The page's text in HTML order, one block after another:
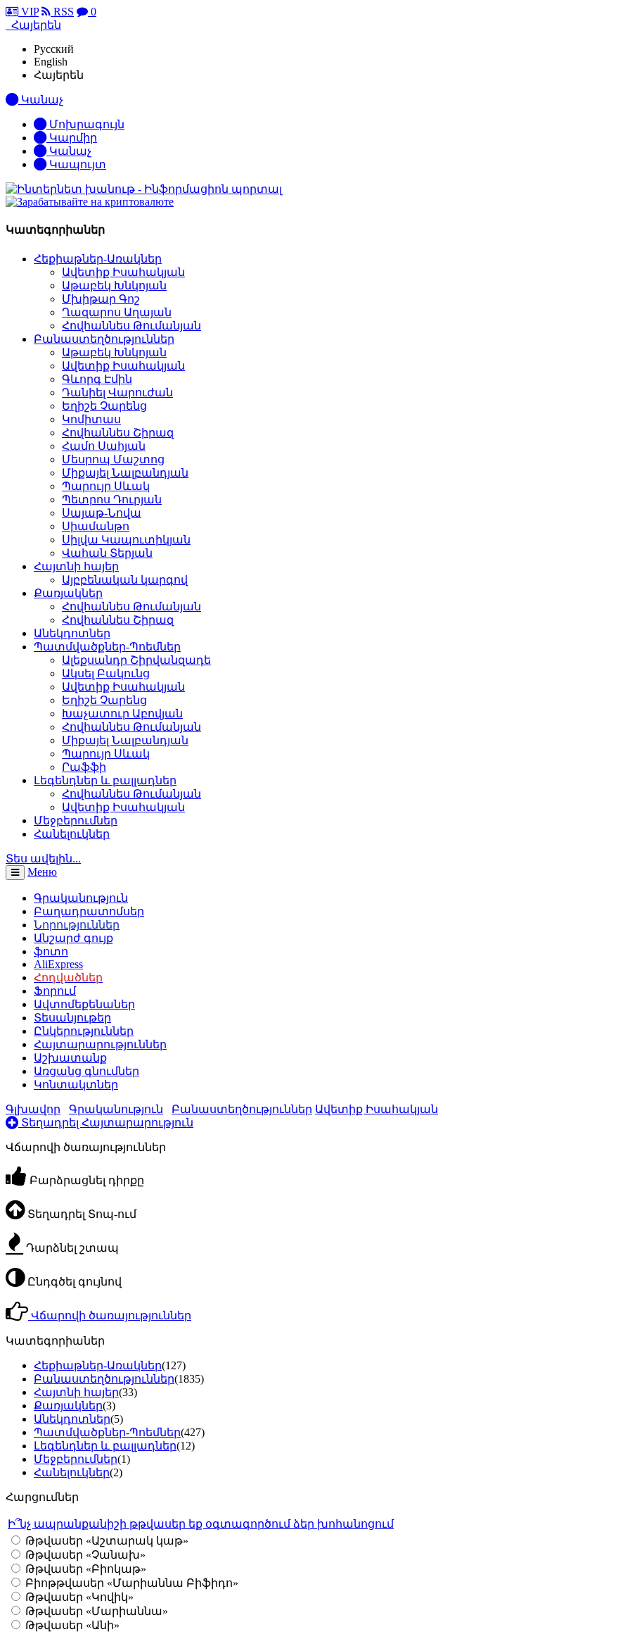
VIP RSS
0
Հայերեն
Русский
English
Հայերեն
Կանաչ
Մոխրագույն
Կարմիր
Կանաչ
Կապույտ
Կատեգորիաներ
Հեքիաթներ-Առակներ
Ավետիք Իսահակյան
Աթաբեկ Խնկոյան
Մխիթար Գոշ
Ղազարոս Աղայան
Հովհաննես Թումանյան
Բանաստեղծություններ
Աթաբեկ Խնկոյան
Ավետիք Իսահակյան
Գևորգ Էմին
Դանիել Վարուժան
Եղիշե Չարենց
Կոմիտաս
Հովհաննես Շիրազ
Համո Սահյան
Մեսրոպ Մաշտոց
Միքայել Նալբանդյան
Պարույր Սևակ
Պետրոս Դուրյան
Սայաթ-Նովա
Սիամանթո
Սիլվա Կապուտիկյան
Վահան Տերյան
Հայտնի հայեր
Այբբենական կարգով
Քառյակներ
Հովհաննես Թումանյան
Հովհաննես Շիրազ
Անեկդոտներ
Պատմվածքներ-Պոեմներ
Ալեքսանդր Շիրվանզադե
Ակսել Բակունց
Ավետիք Իսահակյան
Եղիշե Չարենց
Խաչատուր Աբովյան
Հովհաննես Թումանյան
Միքայել Նալբանդյան
Պարույր Սևակ
Րաֆֆի
Լեգենդներ և բալլադներ
Հովհաննես Թումանյան
Ավետիք Իսահակյան
Մեջբերումներ
Հանելուկներ
Տես ավելին...
Меню
Գրականություն
Բաղադրատոմսեր
Նորություններ
Անշարժ գույք
ֆոտո
AliExpress
Հոդվածներ
Ֆորում
Ավտոմեքենաներ
Տեսանյութեր
Ընկերություններ
Հայտարարություններ
Աշխատանք
Առցանց գնումներ
Կոնտակտներ
Գլխավոր
Գրականություն Բանաստեղծություններ Ավետիք Իսահակյան
Տեղադրել Հայտարարություն
Վճարովի ծառայություններ
Բարձրացնել դիրքը
Տեղադրել Տոպ-ում
Դարձնել շտապ
Ընդգծել գույնով
Վճարովի ծառայություններ
Կատեգորիաներ
Հեքիաթներ-Առակներ(127)
Բանաստեղծություններ(1835)
Հայտնի հայեր(33)
Քառյակներ(3)
Անեկդոտներ(5)
Պատմվածքներ-Պոեմներ(427)
Լեգենդներ և բալլադներ(12)
Մեջբերումներ(1)
Հանելուկներ(2)
Հարցումներ
Ի՞նչ ապրանքանիշի թթվասեր եք օգտագործում ձեր խոհանոցում
Թթվասեր «Աշտարակ կաթ»
Թթվասեր «Չանախ»
Թթվասեր «Բիոկաթ»
Բիոթթվասեր «Մարիաննա Բիֆիդո»
Թթվասեր «Կովիկ»
Թթվասեր «Մարիաննա»
Թթվասեր «Անի»